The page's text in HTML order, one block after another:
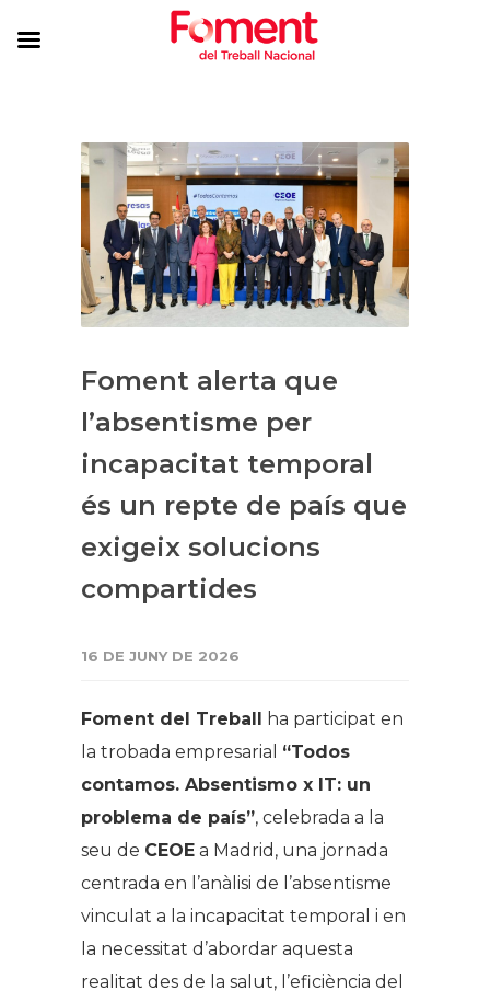
Foment alerta que
l’absentisme per
incapacitat temporal
és un repte de país que
exigeix solucions
compartides
16 DE JUNY DE 2026
Foment del Treball ha participat en
la trobada empresarial “Todos
contamos. Absentismo x IT: un
problema de país”, celebrada a la
seu de CEOE a Madrid, una jornada
centrada en l’anàlisi de l’absentisme
vinculat a la incapacitat temporal i en
la necessitat d’abordar aquesta
realitat des de la salut, l’eficiència del